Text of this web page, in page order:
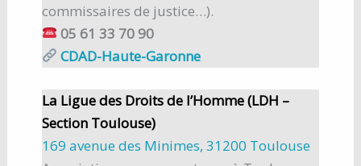
commissaires de justice…).
05 61 33 70 90
CDAD-Haute-Garonne
La Ligue des Droits de l’Homme (LDH –
Section Toulouse)
169 avenue des Minimes, 31200 Toulouse